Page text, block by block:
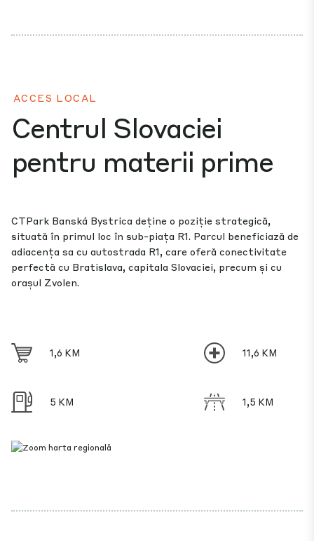
ACCES LOCAL
Centrul Slovaciei
pentru materii prime
CTPark Banská Bystrica deține o poziție strategică,
situată în primul loc în sub-piața R1. Parcul beneficiază de
adiacența sa cu autostrada R1, care oferă conectivitate
perfectă cu Bratislava, capitala Slovaciei, precum și cu
orașul Zvolen.
1,6 KM 11,6 KM
5 KM 1,5 KM